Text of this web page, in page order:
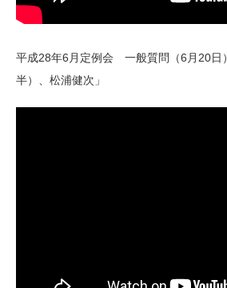
平成28年6月定例会 一般質問（6月20日
半）、松浦健次」